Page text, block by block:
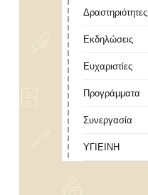
Δραστηριότητες
Εκδηλώσεις
Ευχαριστίες
Προγράμματα
Συνεργασία
ΥΓΙΕΙΝΗ